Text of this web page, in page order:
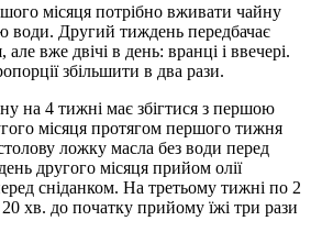
місяця потрібно вживати чайну
води. Другий тиждень передбачає
вже двічі в день: вранці і ввечері.
збільшити в два рази.
на 4 тижні має збігтися з першою
місяця протягом першого тижня
ложку масла без води перед
другого місяця прийом олії
сніданком. На третьому тижні по 2
хв. до початку прийому їжі три рази